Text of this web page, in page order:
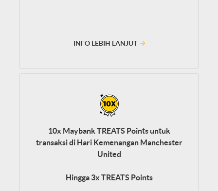
INFO LEBIH LANJUT
10x Maybank TREATS Points untuk
transaksi di Hari Kemenangan Manchester
United
Hingga 3x TREATS Points